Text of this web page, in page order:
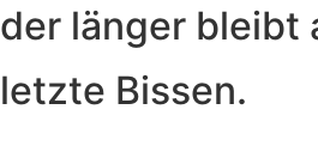
der länger bleibt
letzte Bissen.